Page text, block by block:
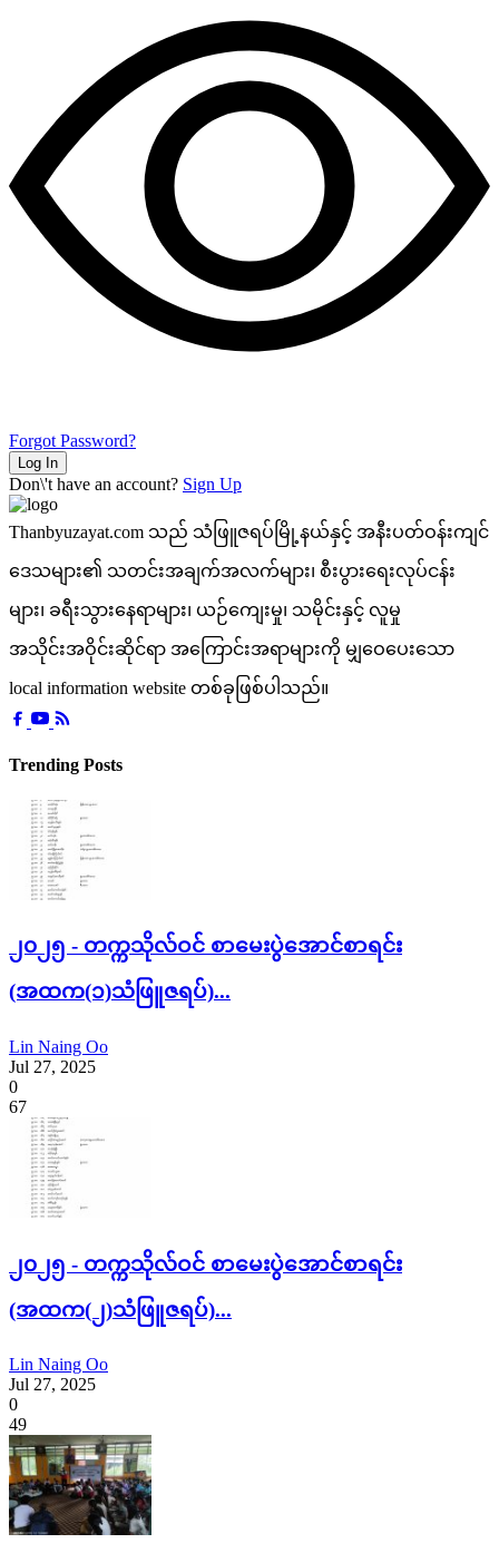
Forgot Password?
Log In
Don\'t have an account? Sign Up
Thanbyuzayat.com သည် သံဖြူဇရပ်မြို့နယ်နှင့် အနီးပတ်ဝန်းကျင်
ဒေသများ၏ သတင်းအချက်အလက်များ၊ စီးပွားရေးလုပ်ငန်း
များ၊ ခရီးသွားနေရာများ၊ ယဉ်ကျေးမှု၊ သမိုင်းနှင့် လူမှု
အသိုင်းအဝိုင်းဆိုင်ရာ အကြောင်းအရာများကို မျှဝေပေးသော
local information website တစ်ခုဖြစ်ပါသည်။
Trending Posts
၂၀၂၅ - တက္ကသိုလ်ဝင် စာမေးပွဲအောင်စာရင်း
(အထက(၁)သံဖြူဇရပ်)...
Lin Naing Oo
Jul 27, 2025
0
67
၂၀၂၅ - တက္ကသိုလ်ဝင် စာမေးပွဲအောင်စာရင်း
(အထက(၂)သံဖြူဇရပ်)...
Lin Naing Oo
Jul 27, 2025
0
49